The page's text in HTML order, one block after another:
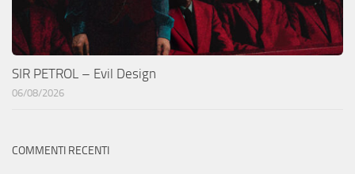
SIR PETROL – Evil Design
06/08/2026
COMMENTI RECENTI